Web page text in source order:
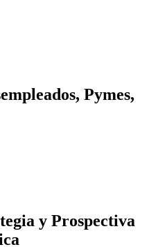
Pymes,
y Prospectiva